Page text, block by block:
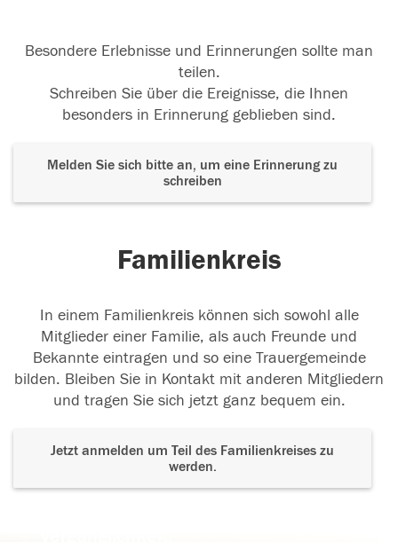
Besondere Erlebnisse und Erinnerungen sollte man
teilen.
Schreiben Sie über die Ereignisse, die Ihnen
besonders in Erinnerung geblieben sind.
Melden Sie sich bitte an, um eine Erinnerung zu
schreiben
Familienkreis
In einem Familienkreis können sich sowohl alle
Mitglieder einer Familie, als auch Freunde und
Bekannte eintragen und so eine Trauergemeinde
bilden. Bleiben Sie in Kontakt mit anderen Mitgliedern
und tragen Sie sich jetzt ganz bequem ein.
Jetzt anmelden um Teil des Familienkreises zu
werden.